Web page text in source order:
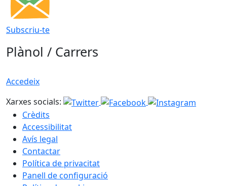
Subscriu-te
Plànol / Carrers
Accedeix
Xarxes socials:
Crèdits
Accessibilitat
Avís legal
Contactar
Política de privacitat
Panell de configuració